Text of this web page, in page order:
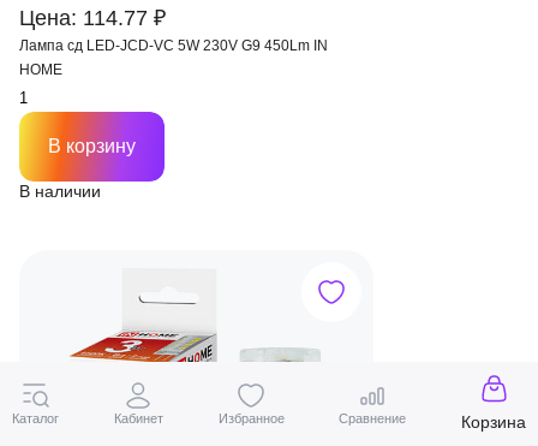
Цена: 114.77 ₽
Лампа сд LED-JCD-VC 5W 230V G9 450Lm IN
HOME
В наличии
В корзину
Каталог Кабинет Избранное Сравнение Корзина